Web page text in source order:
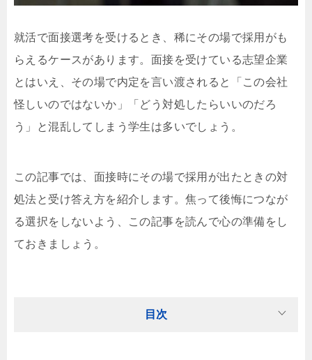
就活で面接選考を受けるとき、稀にその場で採用がも
らえるケースがあります。面接を受けている志望企業
とはいえ、その場で内定を言い渡されると「この会社
怪しいのではないか」「どう対処したらいいのだろ
う」と混乱してしまう学生は多いでしょう。
この記事では、面接時にその場で採用が出たときの対
処法と受け答え方を紹介します。焦って後悔につなが
る選択をしないよう、この記事を読んで心の準備をし
ておきましょう。
目次